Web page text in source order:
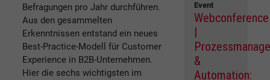
Befragungen pro Jahr durchführen.
Aus den gesammelten
Erkenntnissen entstand ein neues
Best-Practice-Modell für Customer
Experience in B2B-Unternehmen.
Hier die sechs wichtigsten im
Event
Webconference
|
&
Automation: